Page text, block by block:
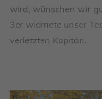
wird, wünschen wir
3er widmete unser
verletzten Kapitän.